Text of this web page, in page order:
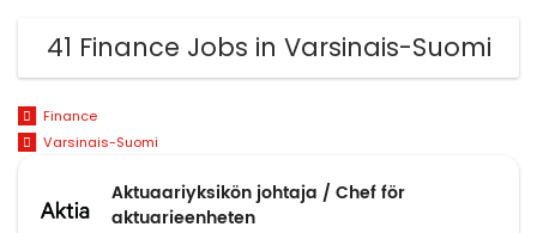
41 Finance Jobs in Varsinais-Suomi
Finance
Varsinais-Suomi
Aktuaariyksikön johtaja / Chef för
aktuarieenheten